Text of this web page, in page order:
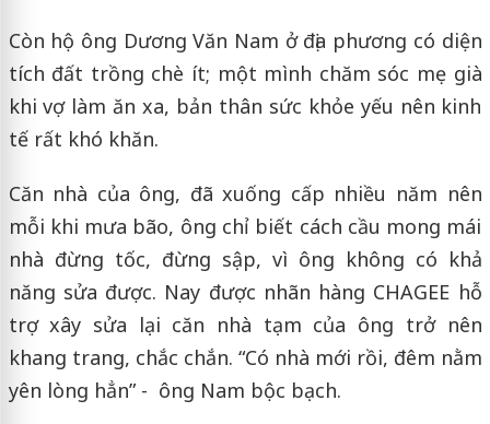
Còn hộ ông Dương Văn Nam ở địa phương có diện
tích đất trồng chè ít; một mình chăm sóc mẹ già
khi vợ làm ăn xa, bản thân sức khỏe yếu nên kinh
tế rất khó khăn.
Căn nhà của ông, đã xuống cấp nhiều năm nên
mỗi khi mưa bão, ông chỉ biết cách cầu mong mái
nhà đừng tốc, đừng sập, vì ông không có khả
năng sửa được. Nay được nhãn hàng CHAGEE hỗ
trợ xây sửa lại căn nhà tạm của ông trở nên
khang trang, chắc chắn. “Có nhà mới rồi, đêm nằm
yên lòng hẳn” - ông Nam bộc bạch.